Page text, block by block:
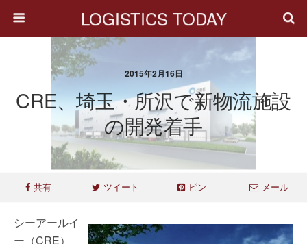
LOGISTICS TODAY
2015年2月16日
CRE、埼玉・所沢で新物流施設
の開発着手
共有 ツイート ピン メール
シーアールイ
ー（CRE）